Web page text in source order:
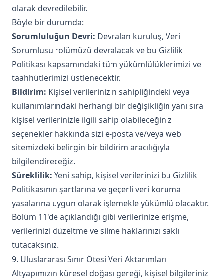
olarak devredilebilir.
Böyle bir durumda:
Sorumluluğun Devri: Devralan kuruluş, Veri
Sorumlusu rolümüzü devralacak ve bu Gizlilik
Politikası kapsamındaki tüm yükümlülüklerimizi ve
taahhütlerimizi üstlenecektir.
Bildirim: Kişisel verilerinizin sahipliğindeki veya
kullanımlarındaki herhangi bir değişikliğin yanı sıra
kişisel verilerinizle ilgili sahip olabileceğiniz
seçenekler hakkında sizi e-posta ve/veya web
sitemizdeki belirgin bir bildirim aracılığıyla
bilgilendireceğiz.
Süreklilik: Yeni sahip, kişisel verilerinizi bu Gizlilik
Politikasının şartlarına ve geçerli veri koruma
yasalarına uygun olarak işlemekle yükümlü olacaktır.
Bölüm 11'de açıklandığı gibi verilerinize erişme,
verilerinizi düzeltme ve silme haklarınızı saklı
tutacaksınız.
9. Uluslararası Sınır Ötesi Veri Aktarımları
Altyapımızın küresel doğası gereği, kişisel bilgileriniz